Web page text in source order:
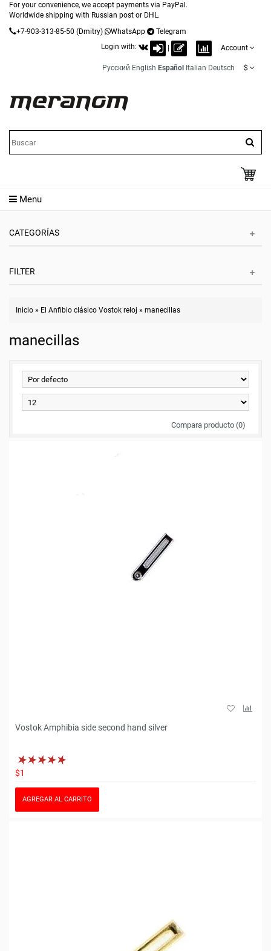
For your convenience, we accept payments via PayPal.
Worldwide shipping with Russian post or DHL.
+7-903-313-85-50 (Dmitry) WhatsApp
Telegram
Login with:
Account
Русский English Español Italian Deutsch $
Menu
CATEGORÍAS
FILTER
Inicio » El Anfibio clásico Vostok reloj » manecillas
manecillas
Compara producto (0)
Vostok Amphibia side second hand silver
$1
AGREGAR AL CARRITO